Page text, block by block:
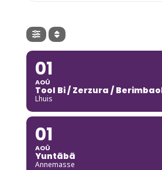
01
AOÛ
Tool Bi / Zerzura /
Lhuis
01
AOÛ
Yuntãbã
Annemasse